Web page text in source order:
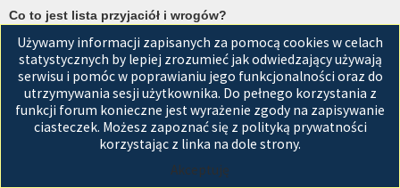
Co to jest lista przyjaciół i wrogów?
użytkowników witryny. Użytkownicy dodani do listy przyjaciół będą
wyświetleni na karciePrzyjacieleznajdującej się w panelu
zarządzania kontem. Z tego poziomu można szybko sprawdzić ich
status, a także wysłać prywatną wiadomość. Zależnie od
używanego stylu witryny, posty tych użytkowników mogą być
wyróżniane. Jeśli użytkownik zostanie dodany do listy wrogów,
Używamy informacji zapisanych za pomocą cookies w celach
statystycznych by lepiej zrozumieć jak odwiedzający używają
serwisu i pomóc w poprawianiu jego funkcjonalności oraz do
utrzymywania sesji użytkownika. Do pełnego korzystania z
funkcji forum konieczne jest wyrażenie zgody na zapisywanie
ciasteczek. Możesz zapoznać się z polityką prywatności
korzystając z linka na dole strony.
Akceptuję